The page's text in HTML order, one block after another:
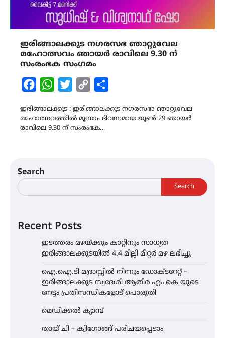
ഇരിങ്ങാലക്കുട നഗരസഭ ഞാറ്റുവേല
മഹോത്സവം ഞായർ രാവിലെ 9.30 ന്
സംരംഭക സംഗമം
FacebookWhatsAppTwitterCopy
ഇരിങ്ങാലക്കുട : ഇരിങ്ങാലക്കുട നഗരസഭാ ഞാറ്റുവേല
മഹോത്സവത്തിൽ മൂന്നാം ദിവസമായ ജൂൺ 29 ഞായർ
രാവിലെ 9.30 ന് സംരംഭക…
Search
Search
Recent Posts
ഇടത്തരം മഴയ്ക്കും കാറ്റിനും സാധ്യത
ഇരിങ്ങാലക്കുടയിൽ 4.4 മില്ലി മീറ്റർ മഴ ലഭിച്ചു
ഐ.ഐ.ടി മദ്രാസ്സിൽ നിന്നും ഡോക്ടറേറ്റ് –
ഇരിങ്ങാലക്കുട സ്വദേശി ആതിര എം കെ യുടെ
നേട്ടം പ്രതിസന്ധികളോട് പൊരുതി
മെഡിക്കൽ ക്യാമ്പ്
തായ് ചി – ക്വിഗോങ്ങ് പരിചയപ്പെടാം